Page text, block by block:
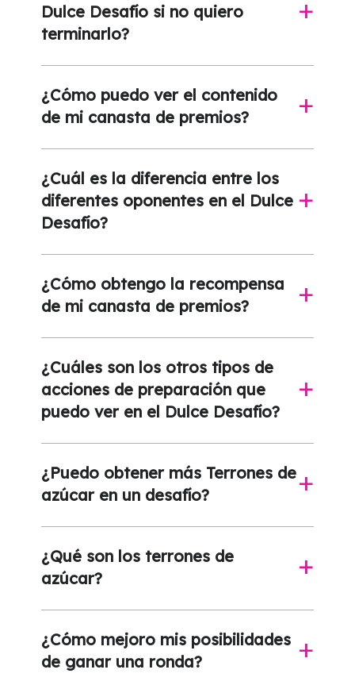
a
Dulce Desafío si no quiero
terminarlo?
a
¿Cómo puedo ver el contenido
de mi canasta de premios?
a
¿Cuál es la diferencia entre los
diferentes oponentes en el Dulce
Desafío?
a
¿Cómo obtengo la recompensa
de mi canasta de premios?
a
¿Cuáles son los otros tipos de
acciones de preparación que
puedo ver en el Dulce Desafío?
a
¿Puedo obtener más Terrones de
azúcar en un desafío?
a
¿Qué son los terrones de
azúcar?
a
¿Cómo mejoro mis posibilidades
de ganar una ronda?